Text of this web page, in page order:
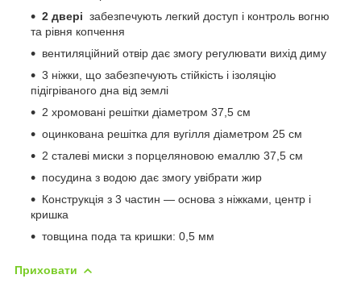
2 двері забезпечують легкий доступ і контроль вогню
та рівня копчення
вентиляційний отвір дає змогу регулювати вихід диму
3 ніжки, що забезпечують стійкість і ізоляцію
підігріваного дна від землі
2 хромовані решітки діаметром 37,5 см
оцинкована решітка для вугілля діаметром 25 см
2 сталеві миски з порцеляновою емаллю 37,5 см
посудина з водою дає змогу увібрати жир
Конструкція з 3 частин — основа з ніжками, центр і
кришка
товщина пода та кришки: 0,5 мм
Приховати